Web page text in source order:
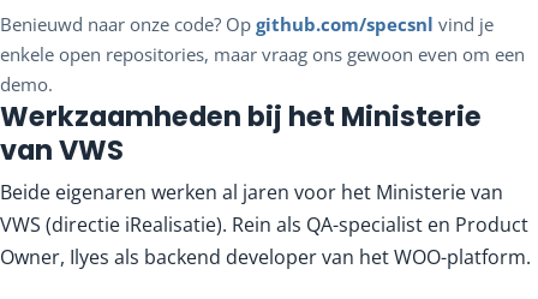
Benieuwd naar onze code? Op github.com/specsnl vind je
enkele open repositories, maar vraag ons gewoon even om een
demo.
Werkzaamheden bij het Ministerie
van VWS
Beide eigenaren werken al jaren voor het Ministerie van
VWS (directie iRealisatie). Rein als QA-specialist en Product
Owner, Ilyes als backend developer van het WOO-platform.